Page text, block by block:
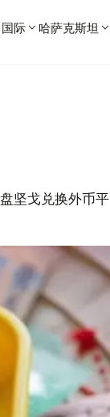
国际 哈萨克斯坦
坚戈兑换外币平